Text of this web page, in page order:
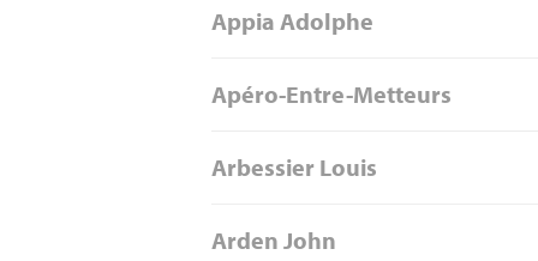
Appia Adolphe
Apéro-Entre-Metteurs
Arbessier Louis
Arden John